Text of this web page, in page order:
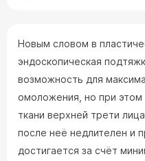
Новым словом в
эндоскопическая
возможность для
омоложения, но при
ткани верхней трети
после неё недлителен и
достигается за счёт